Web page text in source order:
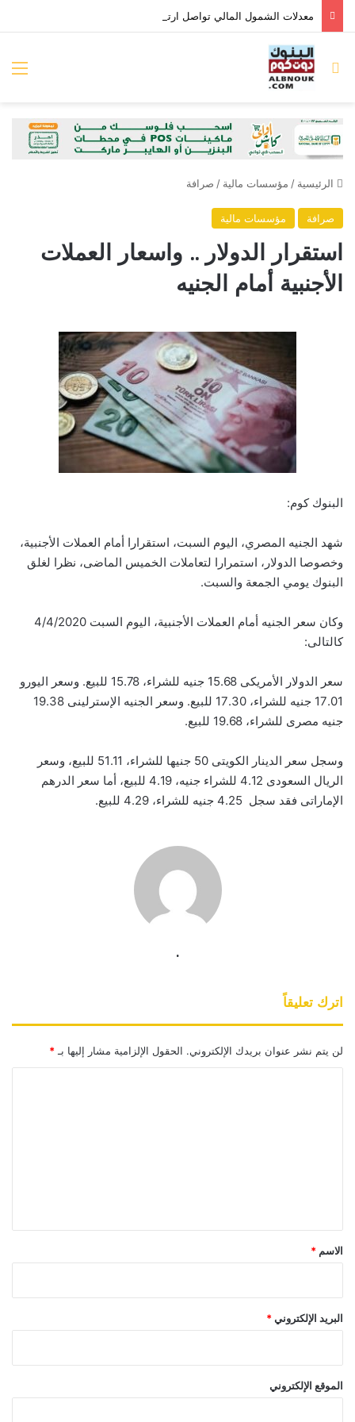
بحث عن
الرئيسية / مؤسسات مالية / صرافة
صرافة مؤسسات مالية
استقرار الدولار .. واسعار العملات
الأجنبية أمام الجنيه
البنوك كوم:
شهد الجنيه المصري، اليوم السبت، استقرارا أمام العملات الأجنبية،
وخصوصا الدولار، استمرارا لتعاملات الخميس الماضى، نظرا لغلق
البنوك يومي الجمعة والسبت.
وكان سعر الجنيه أمام العملات الأجنبية، اليوم السبت 4/4/2020
كالتالى:
سعر الدولار الأمريكى 15.68 جنيه للشراء، 15.78 للبيع. وسعر اليورو
17.01 جنيه للشراء، 17.30 للبيع. وسعر الجنيه الإسترلينى 19.38
جنيه مصرى للشراء، 19.68 للبيع.
وسجل سعر الدينار الكويتى 50 جنيها للشراء، 51.11 للبيع، وسعر
الريال السعودى 4.12 للشراء جنيه، 4.19 للبيع، أما سعر الدرهم
الإماراتى فقد سجل 4.25 جنيه للشراء، 4.29 للبيع.
.
اترك تعليقاً
لن يتم نشر عنوان بريدك الإلكتروني. الحقول الإلزامية مشار إليها بـ *
*
الاسم *
البريد الإلكتروني *
الموقع الإلكتروني